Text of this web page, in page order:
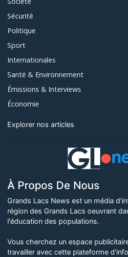
Sécurité
Politique
Sport
Internationales
Santé & Environnement
Émissions & Interviews
Économie
Explorer nos articles
À Propos De Nous
Grands Lacs News est un média
région des Grands Lacs oeuvrant
l'éducation des populations.
Vous cherchez un espace
travailler avec cette plateforme